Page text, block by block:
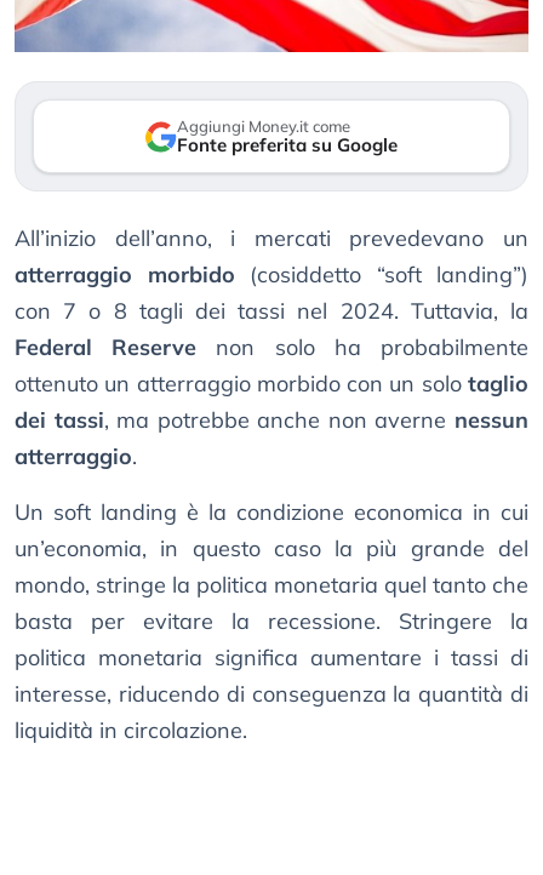
Aggiungi Money.it come
Fonte preferita su Google
All’inizio dell’anno, i mercati prevedevano un
atterraggio morbido (cosiddetto “soft landing”)
con 7 o 8 tagli dei tassi nel 2024. Tuttavia, la
Federal Reserve non solo ha probabilmente
ottenuto un atterraggio morbido con un solo taglio
dei tassi, ma potrebbe anche non averne nessun
atterraggio.
Un soft landing è la condizione economica in cui
un’economia, in questo caso la più grande del
mondo, stringe la politica monetaria quel tanto che
basta per evitare la recessione. Stringere la
politica monetaria significa aumentare i tassi di
interesse, riducendo di conseguenza la quantità di
liquidità in circolazione.